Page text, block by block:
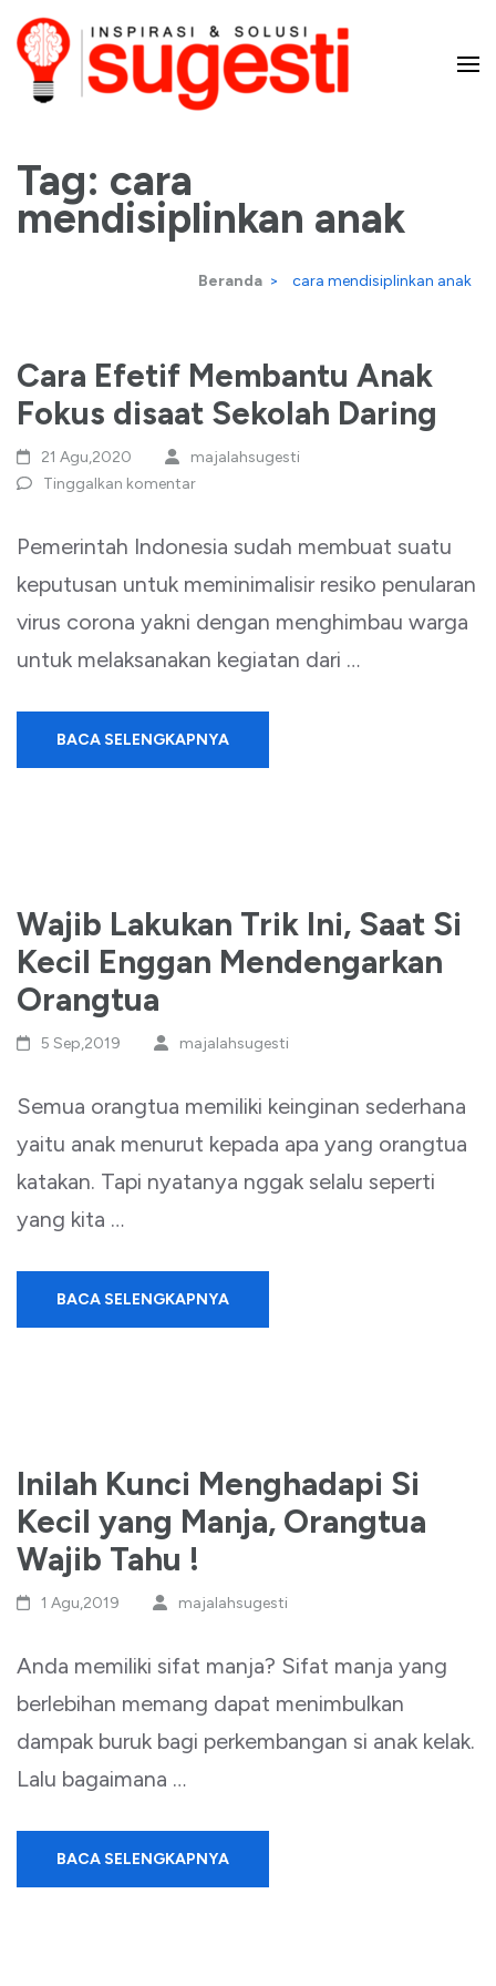
Lompat
ke
konten
Enter)
dan Solusi
Tag: cara
mendisiplinkan anak
Beranda > cara mendisiplinkan anak
Cara Efetif Membantu Anak
Fokus disaat Sekolah Daring
21 Agu,2020
majalahsugesti
Tinggalkan komentar
Pemerintah Indonesia sudah membuat suatu
keputusan untuk meminimalisir resiko penularan
virus corona yakni dengan menghimbau warga
untuk melaksanakan kegiatan dari …
BACA SELENGKAPNYA
Wajib Lakukan Trik Ini, Saat Si
Kecil Enggan Mendengarkan
Orangtua
5 Sep,2019 majalahsugesti
Semua orangtua memiliki keinginan sederhana
yaitu anak menurut kepada apa yang orangtua
katakan. Tapi nyatanya nggak selalu seperti
yang kita …
BACA SELENGKAPNYA
Inilah Kunci Menghadapi Si
Kecil yang Manja, Orangtua
Wajib Tahu !
1 Agu,2019 majalahsugesti
Anda memiliki sifat manja? Sifat manja yang
berlebihan memang dapat menimbulkan
dampak buruk bagi perkembangan si anak kelak.
Lalu bagaimana …
BACA SELENGKAPNYA